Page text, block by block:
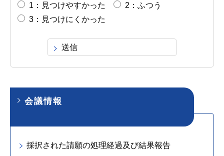
1：見つけやすかった
2：ふつう
3：見つけにくかった
会議情報
採択された請願の処理経過及び結果報告